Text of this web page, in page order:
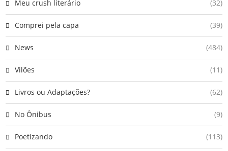
Meu crush literário (32)
Comprei pela capa (39)
News (484)
Vilões (11)
Livros ou Adaptações? (62)
No Ônibus (9)
Poetizando (113)